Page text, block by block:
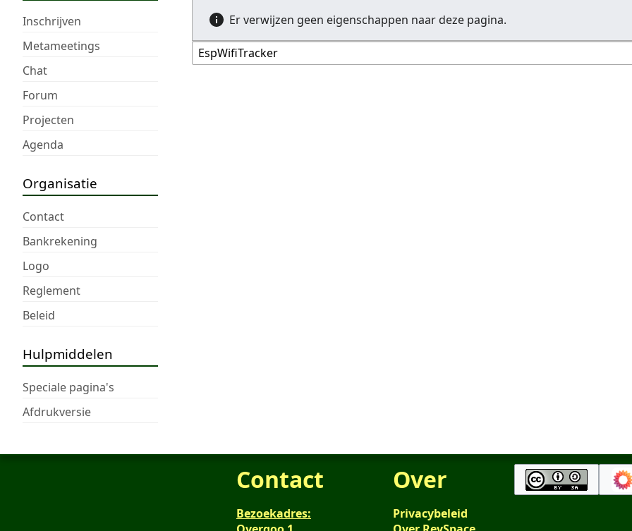
Inschrijven
Metameetings
Chat
Forum
Projecten
Agenda
Organisatie
Contact
Bankrekening
Logo
Reglement
Beleid
Hulpmiddelen
Speciale pagina's
Afdrukversie
Er verwijzen geen eigenschappen naar deze pagina.
Contact
Bezoekadres:
Over
Privacybeleid